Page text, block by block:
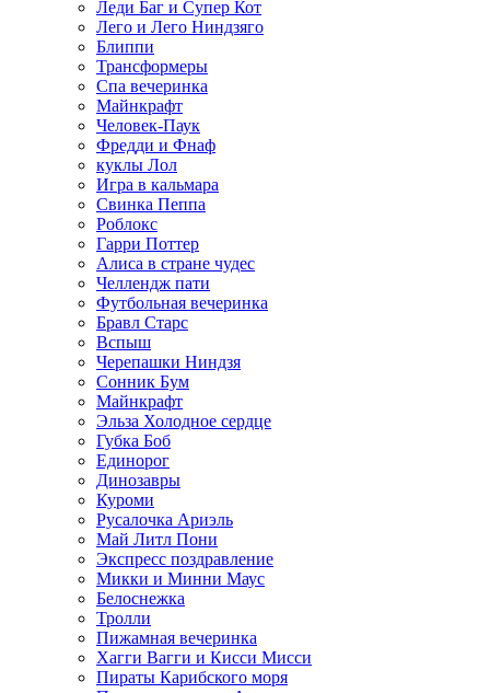
Леди Баг и Супер Кот
Лего и Лего Ниндзяго
Блиппи
Трансформеры
Спа вечеринка
Майнкрафт
Человек-Паук
Фредди и Фнаф
куклы Лол
Игра в кальмара
Свинка Пеппа
Роблокс
Гарри Поттер
Алиса в стране чудес
Челлендж пати
Футбольная вечеринка
Бравл Старс
Вспыш
Черепашки Ниндзя
Сонник Бум
Майнкрафт
Эльза Холодное сердце
Губка Боб
Единорог
Динозавры
Куроми
Русалочка Ариэль
Май Литл Пони
Экспресс поздравление
Микки и Минни Маус
Белоснежка
Тролли
Пижамная вечеринка
Хагги Вагги и Кисси Мисси
Пираты Карибского моря